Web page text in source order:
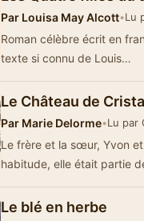
Par Louisa May Alcott•Lu
Roman célèbre écrit en
texte si connu de Louis…
Le Château de
Par Marie Delorme•Lu par
Le frère et la sœur, Yvon
habitude, elle était partie
Le blé en herbe